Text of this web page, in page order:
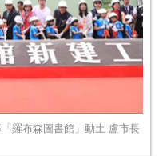
羅布森圖書館」動土 盧市長